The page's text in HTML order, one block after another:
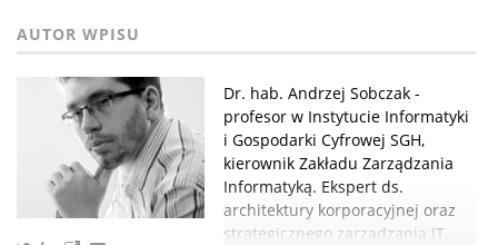
Dr. hab. Andrzej Sobczak -
profesor w Instytucie Informatyki
i Gospodarki Cyfrowej SGH,
kierownik Zakładu Zarządzania
Informatyką. Ekspert ds.
architektury korporacyjnej oraz
strategicznego zarządzania IT.